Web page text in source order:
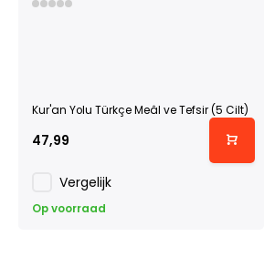
Kur'an Yolu Türkçe Meâl ve Tefsir (5 Cilt)
47,99
Vergelijk
Op voorraad